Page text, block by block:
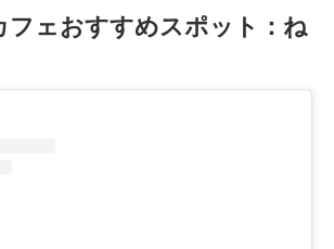
フェおすすめスポット：ね